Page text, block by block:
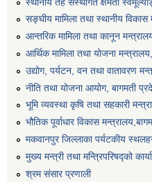
सङ्घीय मामिला तथा स्थानीय विकास
आन्तरिक मामिला तथा कानून
आर्थिक मामिला तथा योजना
उद्योग, पर्यटन, वन तथा वातावरण
नीति तथा योजना आयोग, बागमती
भूमि व्यवस्था कृषि तथा सहकारी
भौतिक पूर्वाधार विकास
मकवानपुर जिल्लाका पर्यटकीय
मुख्य मन्त्री तथा मन्त्रिपरिषद्को
श्रम संसार प्रणाली